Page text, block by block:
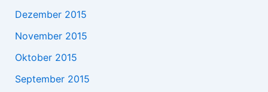
Dezember 2015
November 2015
Oktober 2015
September 2015